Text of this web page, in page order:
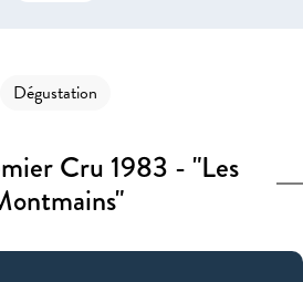
Dégustation
Cru 1983 - "Les